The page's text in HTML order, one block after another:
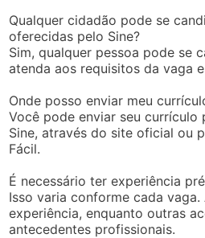
Qualquer cidadão pode se
oferecidas pelo Sine?
Sim, qualquer pessoa pode se
atenda aos requisitos da vaga
Onde posso enviar meu
Você pode enviar seu currículo
Sine, através do site oficial ou
Fácil.
É necessário ter experiência
Isso varia conforme cada vaga.
experiência, enquanto outras
antecedentes profissionais.